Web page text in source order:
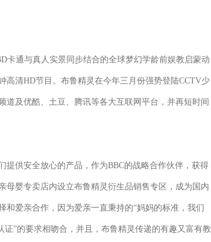
通与真人实景同步结合的全球梦幻学龄前娱教启蒙动
高清HD节目。布鲁精灵在今年三月份强势登陆CCTV少
道及优酷、土豆、腾讯等各大互联网平台，并再短时间
供安全放心的产品，作为BBC的战略合作伙伴，获得
母婴专卖店内设立布鲁精灵衍生品销售专区，成为国内
爱亲合作，因为爱亲一直秉持的“妈妈的标准，我们
”的要求相吻合，并且，布鲁精灵传递的有趣又富有教